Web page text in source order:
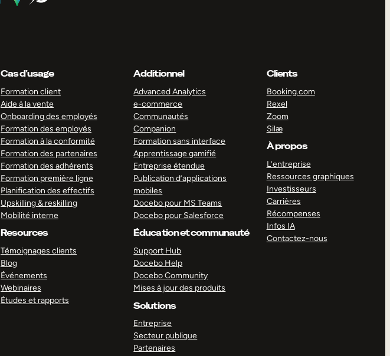
Cas d’usage
Formation client
Aide à la vente
Onboarding des employés
Formation des employés
Formation à la conformité
Formation des partenaires
Formation des adhérents
Formation première ligne
Planification des effectifs
Upskilling & reskilling
Mobilité interne
Resources
Témoignages clients
Blog
Événements
Webinaires
Études et rapports
Additionnel
Advanced Analytics
e-commerce
Communautés
Companion
Formation sans interface
Apprentissage gamifié
Entreprise étendue
Publication d’applications
mobiles
Docebo pour MS Teams
Docebo pour Salesforce
Éducation et communauté
Support Hub
Docebo Help
Docebo Community
Mises à jour des produits
Solutions
Entreprise
Secteur publique
Partenaires
Clients
Booking.com
Rexel
Zoom
Silæ
À propos
L’entreprise
Ressources graphiques
Investisseurs
Carrières
Récompenses
Infos IA
Contactez-nous